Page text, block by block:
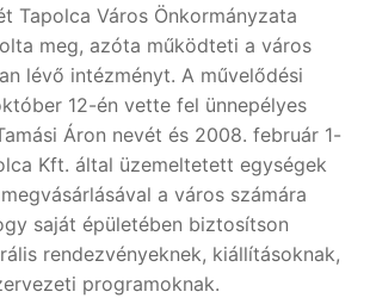
Tapolca Város Önkormányzata
meg, azóta működteti a város
lévő intézményt. A művelődési
12-én vette fel ünnepélyes
Áron nevét és 2008. február 1-
Kft. által üzemeltetett egységek
a város számára
saját épületében biztosítson
rendezvényeknek, kiállításoknak,
programoknak.